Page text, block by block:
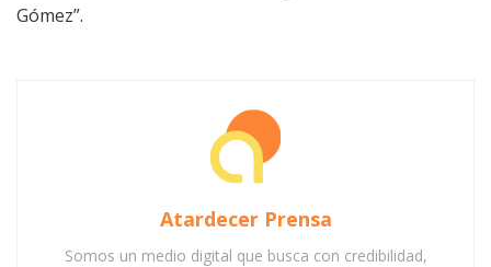
Gómez”.
Atardecer Prensa
Somos un medio digital que busca con credibilidad,